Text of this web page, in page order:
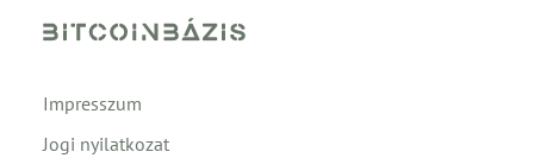
Impresszum
Jogi nyilatkozat